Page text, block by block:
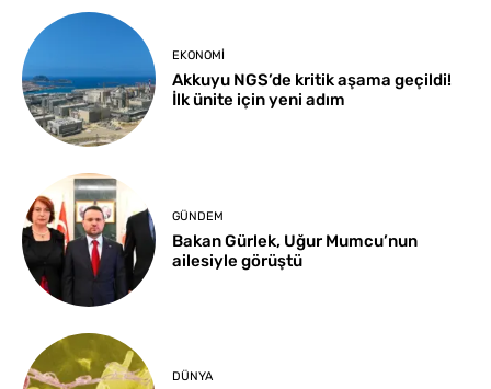
EKONOMI
Akkuyu NGS’de kritik aşama geçildi!
İlk ünite için yeni adım
GÜNDEM
Bakan Gürlek, Uğur Mumcu’nun
ailesiyle görüştü
DÜNYA